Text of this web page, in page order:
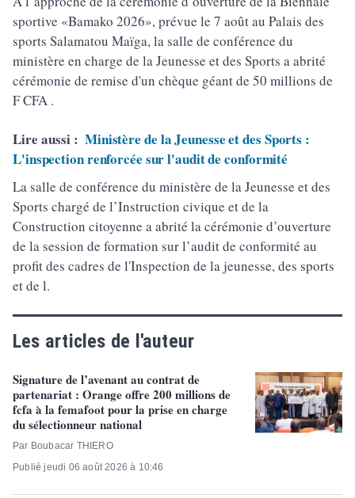
sportive «Bamako 2026», prévue le 7 août au Palais des
sports Salamatou Maïga, la salle de conférence du
ministère en charge de la Jeunesse et des Sports a abrité
cérémonie de remise d'un chèque géant de 50 millions de
F CFA .
Lire aussi : Ministère de la Jeunesse et des Sports :
L'inspection renforcée sur l'audit de conformité
La salle de conférence du ministère de la Jeunesse et des
Sports chargé de l’Instruction civique et de la
Construction citoyenne a abrité la cérémonie d’ouverture
de la session de formation sur l’audit de conformité au
profit des cadres de l'Inspection de la jeunesse, des sports
et de l.
Les articles de l'auteur
Signature de l’avenant au contrat de
partenariat : Orange offre 200 millions de
fcfa à la femafoot pour la prise en charge
du sélectionneur national
Par Boubacar THIERO
Publié jeudi 06 août 2026 à 10:46